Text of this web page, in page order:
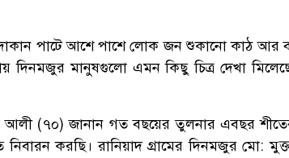
দোকান পাটে আশে পাশে লোক জন শুকানো কাঠ আর
দিনমজুর মানুষগুলো এমন কিছু চিত্র দেখা
আলী (৭০) জানান গত বছয়ের তুলনার এবছর
করছি। রানিয়াদ গ্রামের দিনমজুর মো: